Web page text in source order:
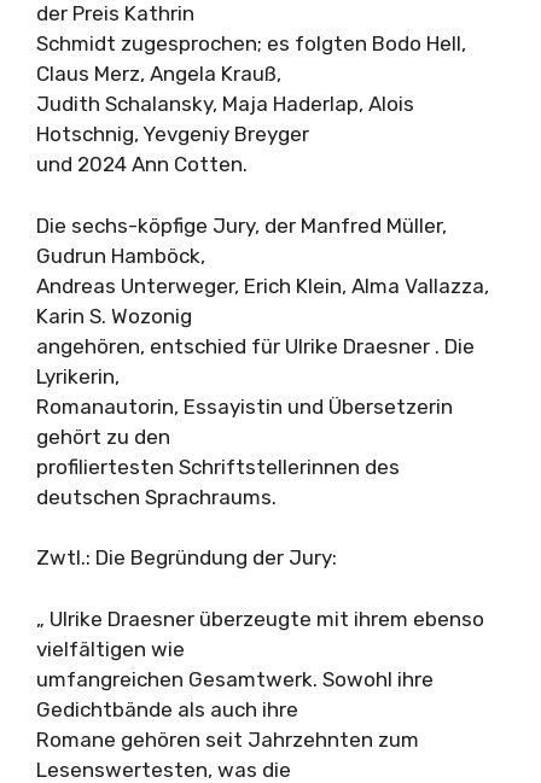
der Preis Kathrin
Schmidt zugesprochen; es folgten Bodo Hell,
Claus Merz, Angela Krauß,
Judith Schalansky, Maja Haderlap, Alois
Hotschnig, Yevgeniy Breyger
und 2024 Ann Cotten.
Die sechs-köpfige Jury, der Manfred Müller,
Gudrun Hamböck,
Andreas Unterweger, Erich Klein, Alma Vallazza,
Karin S. Wozonig
angehören, entschied für Ulrike Draesner . Die
Lyrikerin,
Romanautorin, Essayistin und Übersetzerin
gehört zu den
profiliertesten Schriftstellerinnen des
deutschen Sprachraums.
Zwtl.: Die Begründung der Jury:
„ Ulrike Draesner überzeugte mit ihrem ebenso
vielfältigen wie
umfangreichen Gesamtwerk. Sowohl ihre
Gedichtbände als auch ihre
Romane gehören seit Jahrzehnten zum
Lesenswertesten, was die